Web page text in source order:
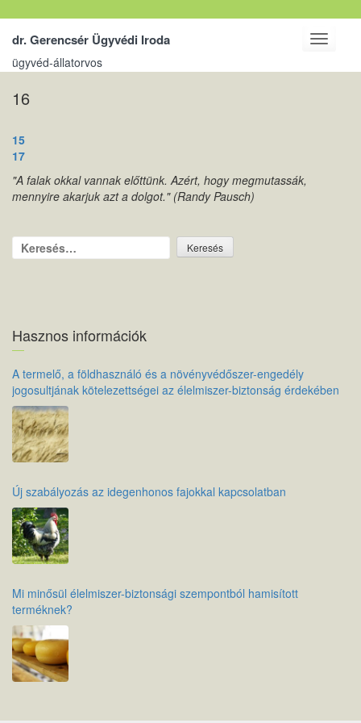
Toggle
dr. Gerencsér Ügyvédi Iroda
ügyvéd-állatorvos
16
Bejegyzés
navigáció
15
17
"A falak okkal vannak előttünk. Azért, hogy megmutassák,
mennyire akarjuk azt a dolgot." (Randy Pausch)
Keresés:
Hasznos információk
A termelő, a földhasználó és a növényvédőszer-engedély
jogosultjának kötelezettségei az élelmiszer-biztonság érdekében
Új szabályozás az idegenhonos fajokkal kapcsolatban
Mi minősül élelmiszer-biztonsági szempontból hamisított
terméknek?